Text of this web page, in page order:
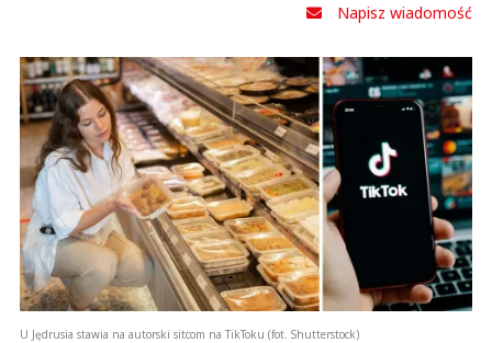
Napisz wiadomość
U Jędrusia stawia na autorski sitcom na TikToku (fot. Shutterstock)